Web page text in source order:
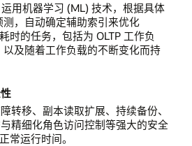
用机器学习 (ML) 技术，根据具体
，自动确定辅助索引来优化
时的任务，包括为 OLTP 工作负
及随着工作负载的不断变化而持
转移、副本读取扩展、持续备份、
精细化角色访问控制等强大的安全
常运行时间。